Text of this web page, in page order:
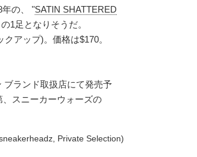
年の、 "SATIN SHATTERED
1足となりそうだ。
アップ)。価格は$170。
ブランド取扱店にて発売予
スニーカーウォーズの
Private Selection)